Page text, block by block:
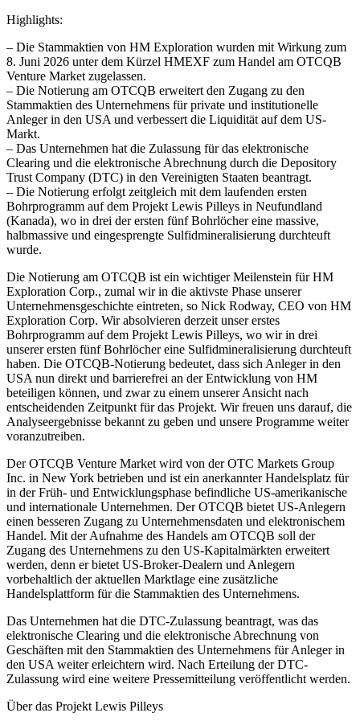
Highlights:
– Die Stammaktien von HM Exploration wurden mit Wirkung zum
8. Juni 2026 unter dem Kürzel HMEXF zum Handel am OTCQB
Venture Market zugelassen.
– Die Notierung am OTCQB erweitert den Zugang zu den
Stammaktien des Unternehmens für private und institutionelle
Anleger in den USA und verbessert die Liquidität auf dem US-
Markt.
– Das Unternehmen hat die Zulassung für das elektronische
Clearing und die elektronische Abrechnung durch die Depository
Trust Company (DTC) in den Vereinigten Staaten beantragt.
– Die Notierung erfolgt zeitgleich mit dem laufenden ersten
Bohrprogramm auf dem Projekt Lewis Pilleys in Neufundland
(Kanada), wo in drei der ersten fünf Bohrlöcher eine massive,
halbmassive und eingesprengte Sulfidmineralisierung durchteuft
wurde.
Die Notierung am OTCQB ist ein wichtiger Meilenstein für HM
Exploration Corp., zumal wir in die aktivste Phase unserer
Unternehmensgeschichte eintreten, so Nick Rodway, CEO von HM
Exploration Corp. Wir absolvieren derzeit unser erstes
Bohrprogramm auf dem Projekt Lewis Pilleys, wo wir in drei
unserer ersten fünf Bohrlöcher eine Sulfidmineralisierung durchteuft
haben. Die OTCQB-Notierung bedeutet, dass sich Anleger in den
USA nun direkt und barrierefrei an der Entwicklung von HM
beteiligen können, und zwar zu einem unserer Ansicht nach
entscheidenden Zeitpunkt für das Projekt. Wir freuen uns darauf, die
Analyseergebnisse bekannt zu geben und unsere Programme weiter
voranzutreiben.
Der OTCQB Venture Market wird von der OTC Markets Group
Inc. in New York betrieben und ist ein anerkannter Handelsplatz für
in der Früh- und Entwicklungsphase befindliche US-amerikanische
und internationale Unternehmen. Der OTCQB bietet US-Anlegern
einen besseren Zugang zu Unternehmensdaten und elektronischem
Handel. Mit der Aufnahme des Handels am OTCQB soll der
Zugang des Unternehmens zu den US-Kapitalmärkten erweitert
werden, denn er bietet US-Broker-Dealern und Anlegern
vorbehaltlich der aktuellen Marktlage eine zusätzliche
Handelsplattform für die Stammaktien des Unternehmens.
Das Unternehmen hat die DTC-Zulassung beantragt, was das
elektronische Clearing und die elektronische Abrechnung von
Geschäften mit den Stammaktien des Unternehmens für Anleger in
den USA weiter erleichtern wird. Nach Erteilung der DTC-
Zulassung wird eine weitere Pressemitteilung veröffentlicht werden.
Über das Projekt Lewis Pilleys